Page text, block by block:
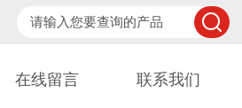
在线留言 联系我们